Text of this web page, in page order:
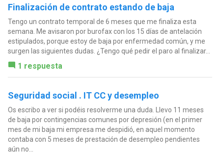
Finalización de contrato estando de baja
Tengo un contrato temporal de 6 meses que me finaliza esta
semana. Me avisaron por burofax con los 15 días de antelación
estipulados, porque estoy de baja por enfermedad común, y me
surgen las siguientes dudas. ¿Tengo qué pedir el paro al finalizar...
1 respuesta
Seguridad social . IT CC y desempleo
Os escribo a ver si podéis resolverme una duda. Llevo 11 meses
de baja por contingencias comunes por depresión (en el primer
mes de mi baja mi empresa me despidió, en aquel momento
contaba con 5 meses de prestación de desempleo pendientes
aún no...